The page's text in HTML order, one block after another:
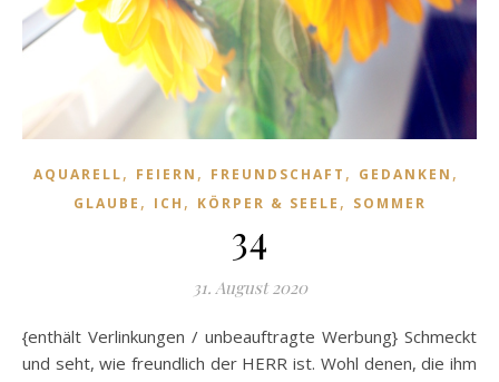
AQUARELL, FEIERN , FREUNDSCHAFT , GEDANKEN ,
GLAUBE , ICH , KÖRPER & SEELE , SOMMER
34
31. August 2020
{enthält Verlinkungen / unbeauftragte Werbung} Schmeckt
und seht, wie freundlich der HERR ist. Wohl denen, die ihm